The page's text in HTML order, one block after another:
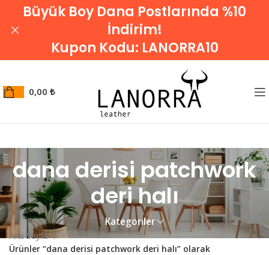
0,00 ₺
dana derisi patchwork
deri halı
Kategoriler
Ana Sayfa
Ürünler “dana derisi patchwork deri halı” olarak
Büyük Boy Dana Postlarında %10
İndirim!
Kupon Kodu: LANORRA10